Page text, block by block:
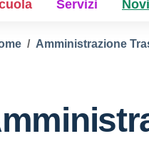
Servizi
Amministrazione